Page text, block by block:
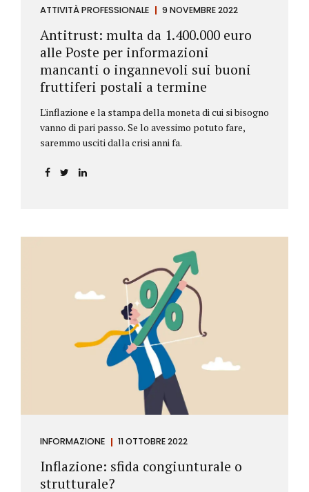
ATTIVITÀ PROFESSIONALE 9 NOVEMBRE 2022
Antitrust: multa da 1.400.000 euro
alle Poste per informazioni
mancanti o ingannevoli sui buoni
fruttiferi postali a termine
L'inflazione e la stampa della moneta di cui si bisogno
vanno di pari passo. Se lo avessimo potuto fare,
saremmo usciti dalla crisi anni fa.
INFORMAZIONE 11 OTTOBRE 2022
Inflazione: sfida congiunturale o
strutturale?